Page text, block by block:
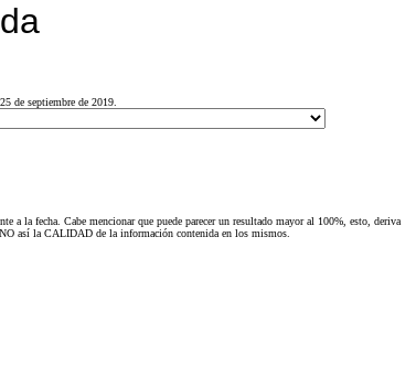
de septiembre de 2019.
a la fecha. Cabe mencionar que puede parecer un resultado mayor al 100%, esto, deriva
así la CALIDAD de la información contenida en los mismos.